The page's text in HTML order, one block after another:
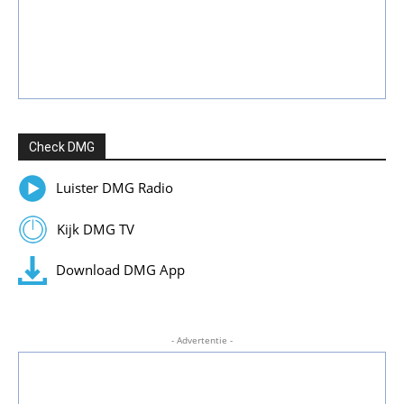
Check DMG
Luister DMG Radio
Kijk DMG TV
Download DMG App
- Advertentie -